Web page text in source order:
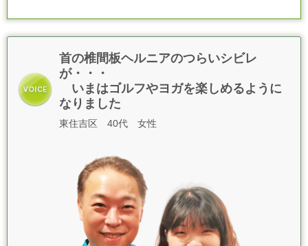
首の椎間板ヘルニアのつらいシビレ
が・・・
いまはゴルフやヨガを楽しめるように
なりました
東住吉区 40代 女性